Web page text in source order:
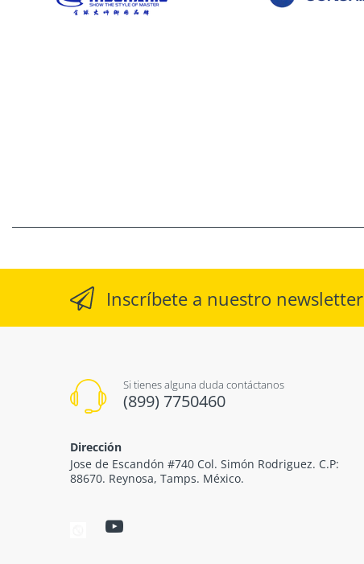
Inscríbete a nuestro newsletter
Si tienes alguna duda contáctanos
(899) 7750460
Dirección
Jose de Escandón #740 Col. Simón Rodriguez. C.P:
88670. Reynosa, Tamps. México.